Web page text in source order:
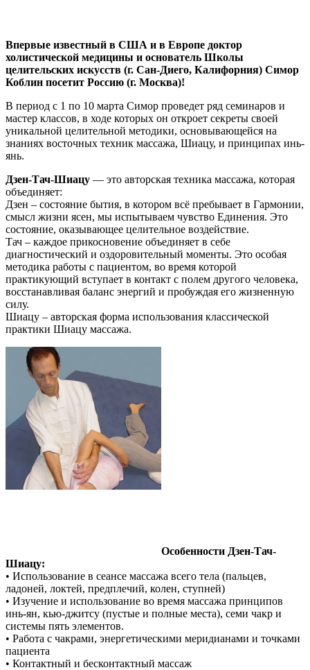
Впервые известный в США и в Европе доктор
холистической медицины и основатель Школы
целительских искусств (г. Сан-Диего, Калифорния) Симор
Коблин посетит Россию (г. Москва)!
В период с 1 по 10 марта Симор проведет ряд семинаров и
мастер классов, в ходе которых он откроет секреты своей
уникальной целительной методики, основывающейся на
знаниях восточных техник массажа, Шиацу, и принципах инь-
янь.
Дзен-Тач-Шиацу — это авторская техника массажа, которая
объединяет:
Дзен – состояние бытия, в котором всё пребывает в Гармонии,
смысл жизни ясен, мы испытываем чувство Единения. Это
состояние, оказывающее целительное воздействие.
Тач – каждое прикосновение объединяет в себе
диагностический и оздоровительный моменты. Это особая
методика работы с пациентом, во время которой
практикующий вступает в контакт с полем другого человека,
восстанавливая баланс энергий и пробуждая его жизненную
силу.
Шиацу – авторская форма использования классической
практики Шиацу массажа.
Особенности Дзен-Тач-
Шиацу:
• Использование в сеансе массажа всего тела (пальцев,
ладоней, локтей, предплечий, колен, ступней)
• Изучение и использование во время массажа принципов
инь-ян, кью-джитсу (пустые и полные места), семи чакр и
системы пять элементов.
• Работа с чакрами, энергетическими меридианами и точками
пациента
• Контактный и бесконтактный массаж